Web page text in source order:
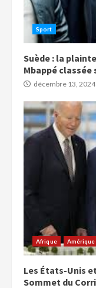
Sport
Suède : la
Mbappé classée
décembre 13, 2024
Afrique Amérique
Les États-Unis
Sommet du